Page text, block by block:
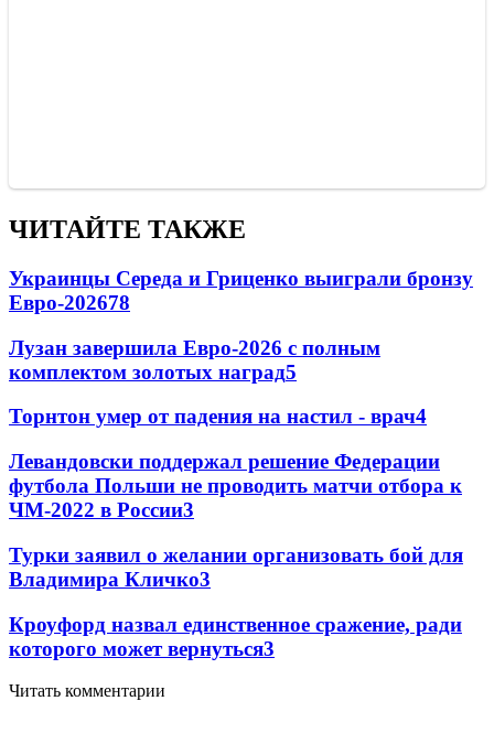
ЧИТАЙТЕ ТАКЖЕ
Украинцы Середа и Гриценко выиграли бронзу
Евро-202678
Лузан завершила Евро-2026 с полным
комплектом золотых наград5
Торнтон умер от падения на настил - врач4
Левандовски поддержал решение Федерации
футбола Польши не проводить матчи отбора к
ЧМ-2022 в России3
Турки заявил о желании организовать бой для
Владимира Кличко3
Кроуфорд назвал единственное сражение, ради
которого может вернуться3
Читать комментарии